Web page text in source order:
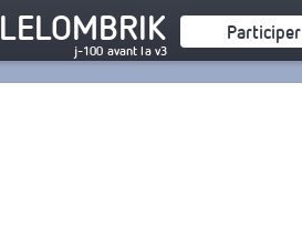
LELOMBRIK
j-100 avant la v3
Participer